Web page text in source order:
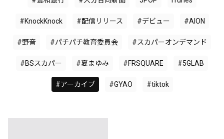
#KnockKnock #配信リリース #デビュー #AION
#野音 #パチパチ教育委員会 #スカパーオンデマンド
#BSスカパー #夏まゆみ #FRSQUARE #5GLAB
#アーカイブ #GYAO #tiktok